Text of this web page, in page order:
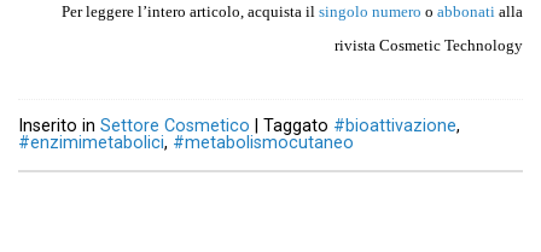
Per leggere l’intero articolo, acquista il singolo numero o abbonati alla
rivista Cosmetic Technology
Inserito in Settore Cosmetico Taggato #bioattivazione,
#enzimimetabolici, #metabolismocutaneo